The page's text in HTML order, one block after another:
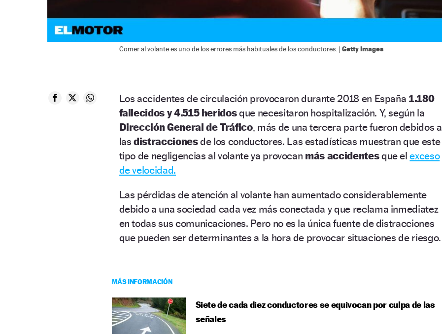
Comer al volante es uno de los errores más habituales de los conductores. | Getty Images
Los accidentes de circulación provocaron durante 2018 en España 1.180
fallecidos y 4.515 heridosque necesitaron hospitalización. Y, según la
Dirección General de Tráfico, más de una tercera parte fueron debidos a
lasdistraccionesde los conductores. Las estadísticas muestran que este
tipo de negligencias al volante ya provocan más accidentesque elexceso
de velocidad.
Las pérdidas de atención al volante han aumentado considerablemente
debido a una sociedad cada vez más conectada y que reclama inmediatez
en todas sus comunicaciones. Pero no es la única fuente de distracciones
que pueden ser determinantes a la hora de provocar situaciones de riesgo.
MÁS INFORMACIÓN
Siete de cada diez conductores se equivocan por culpa de las
señales